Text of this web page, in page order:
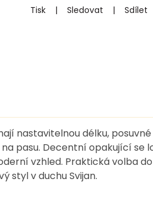
Tisk
Sledovat Sdílet
nastavitelnou délku,
pasu. Decentní opakující se
vzhled. Praktická volba
styl v duchu Svijan.